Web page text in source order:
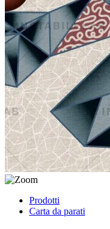
Prodotti
Carta da parati